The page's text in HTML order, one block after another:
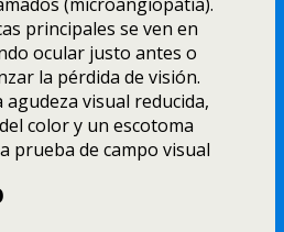
principales se ven en
ocular justo antes o
la pérdida de visión.
agudeza visual reducida,
color y un escotoma
prueba de campo visual